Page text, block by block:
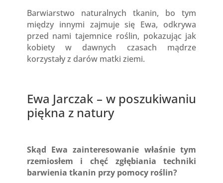
Barwiarstwo naturalnych tkanin, bo tym
między innymi zajmuje się Ewa, odkrywa
przed nami tajemnice roślin, pokazując jak
kobiety w dawnych czasach mądrze
korzystały z darów matki ziemi.
Ewa Jarczak – w poszukiwaniu
piękna z natury
Skąd Ewa zainteresowanie właśnie tym
rzemiosłem i chęć zgłębiania techniki
barwienia tkanin przy pomocy roślin?